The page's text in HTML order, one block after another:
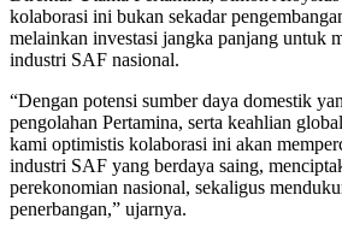
kolaborasi ini bukan sekadar
melainkan investasi jangka panjang untuk
industri SAF nasional.
“Dengan potensi sumber daya domestik
pengolahan Pertamina, serta keahlian
kami optimistis kolaborasi ini akan
industri SAF yang berdaya saing,
perekonomian nasional, sekaligus
penerbangan,” ujarnya.